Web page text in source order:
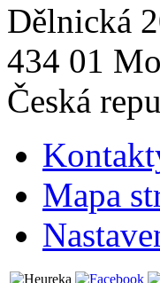
Dělnická
434 01
Česká
Mapa